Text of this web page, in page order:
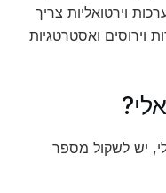
וירטואליות צריך
וירוסים ואסטרטגיות
יש לשקול מספר